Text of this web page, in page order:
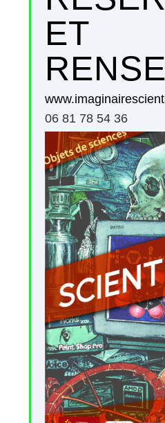
ET
06 81 78 54 36